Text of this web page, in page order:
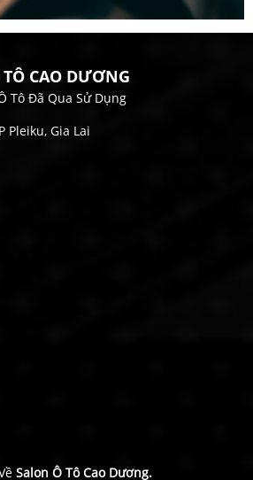
CAO DƯƠNG
Tô Đã Qua Sử Dụng
Pleiku, Gia Lai
Salon Ô Tô Cao Dương.